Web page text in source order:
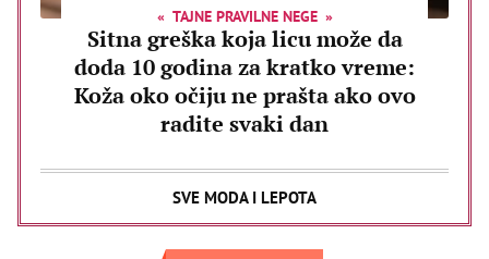
TAJNE PRAVILNE NEGE
Sitna greška koja licu može da
doda 10 godina za kratko vreme:
Koža oko očiju ne prašta ako ovo
radite svaki dan
SVE MODA I LEPOTA